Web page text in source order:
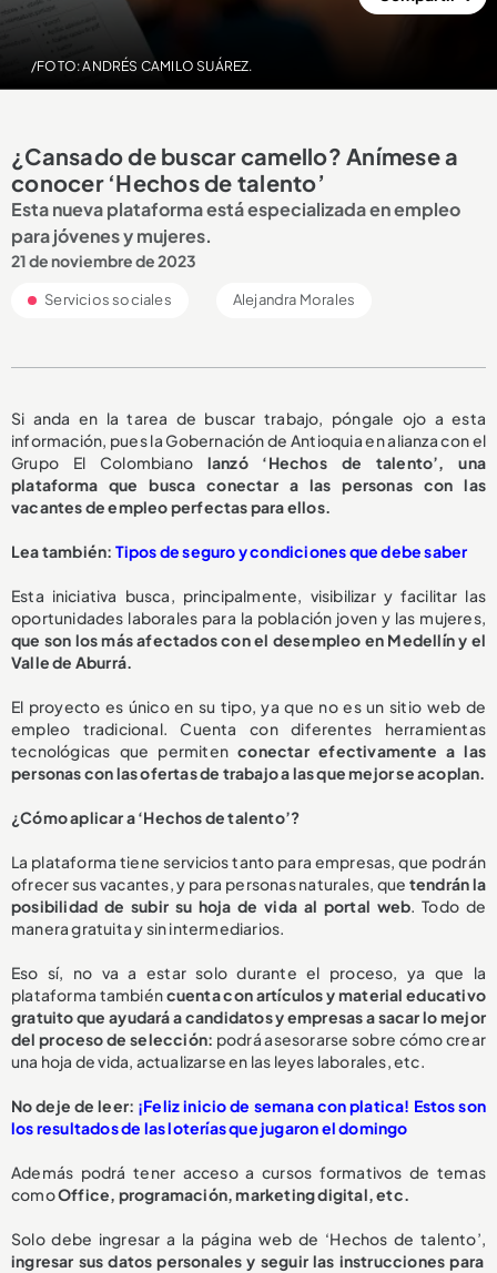
/FOTO: ANDRÉS CAMILO SUÁREZ.
¿Cansado de buscar camello? Anímese a
conocer ‘Hechos de talento’
Esta nueva plataforma está especializada en empleo
para jóvenes y mujeres.
21 de noviembre de 2023
Servicios sociales Alejandra Morales
Si anda en la tarea de buscar trabajo, póngale ojo a esta
información, pues la Gobernación de Antioquia en alianza con el
Grupo El Colombianolanzó ‘Hechos de talento’, una
plataforma que busca conectar a las personas con las
vacantes de empleo perfectas para ellos.
Lea también: Tipos de seguro y condiciones que debe saber
Esta iniciativa busca, principalmente, visibilizar y facilitar las
oportunidades laborales para la población joven y las mujeres,
que son los más afectados con el desempleo en Medellín y el
Valle de Aburrá.
El proyecto es único en su tipo, ya que no es un sitio web de
empleo tradicional. Cuenta con diferentes herramientas
tecnológicas que permitenconectar efectivamente a las
personas con las ofertas de trabajo a las que mejor se acoplan.
¿Cómo aplicar a ‘Hechos de talento’?
La plataforma tiene servicios tanto para empresas, que podrán
ofrecer sus vacantes, y para personas naturales, que tendrán la
posibilidad de subir su hoja de vida al portal web. Todo de
manera gratuita y sin intermediarios.
Eso sí, no va a estar solo durante el proceso, ya que la
plataforma tambiéncuenta con artículos y material educativo
gratuito que ayudará a candidatos y empresas a sacar lo mejor
del proceso de selección: podrá asesorarse sobre cómo crear
una hoja de vida, actualizarse en las leyes laborales, etc.
No deje de leer: ¡Feliz inicio de semana con platica! Estos son
los resultados de las loterías que jugaron el domingo
Además podrá tener acceso a cursos formativos de temas
comoOffice, programación, marketing digital, etc.
Solo debe ingresar a la página web de ‘Hechos de talento’,
ingresar sus datos personales y seguir las instrucciones para